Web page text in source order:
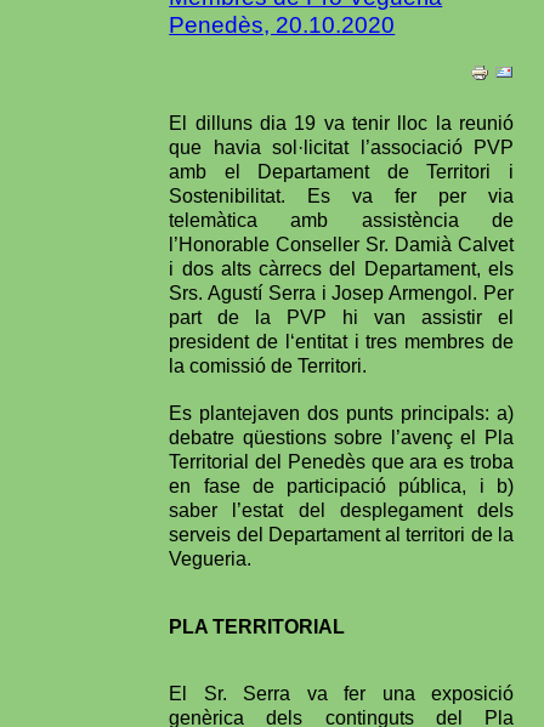
Penedès, 20.10.2020
El dilluns dia 19 va tenir lloc la reunió
que havia sol·licitat l’associació PVP
amb el Departament de Territori i
Sostenibilitat. Es va fer per via
telemàtica amb assistència de
l’Honorable Conseller Sr. Damià Calvet
i dos alts càrrecs del Departament, els
Srs. Agustí Serra i Josep Armengol. Per
part de la PVP hi van assistir el
president de l‘entitat i tres membres de
la comissió de Territori.
Es plantejaven dos punts principals: a)
debatre qüestions sobre l’avenç el Pla
Territorial del Penedès que ara es troba
en fase de participació pública, i b)
saber l’estat del desplegament dels
serveis del Departament al territori de la
Vegueria.
PLA TERRITORIAL
El Sr. Serra va fer una exposició
genèrica dels continguts del Pla